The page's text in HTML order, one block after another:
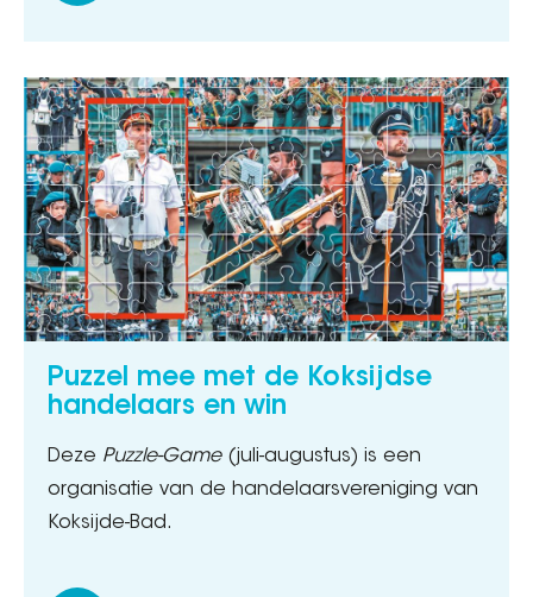
Puzzel mee met de Koksijdse
handelaars en win
Deze Puzzle-Game(juli-augustus) is een
organisatie van de handelaarsvereniging van
Koksijde-Bad.